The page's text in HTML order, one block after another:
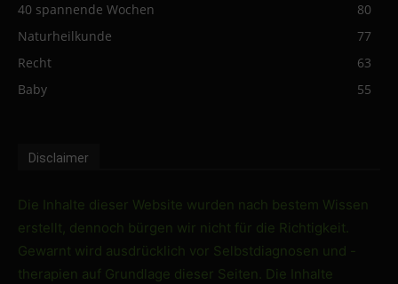
40 spannende Wochen
80
Naturheilkunde
77
Recht
63
Baby
55
Disclaimer
Die Inhalte dieser Website wurden nach bestem Wissen
erstellt, dennoch bürgen wir nicht für die Richtigkeit.
Gewarnt wird ausdrücklich vor Selbstdiagnosen und -
therapien auf Grundlage dieser Seiten. Die Inhalte